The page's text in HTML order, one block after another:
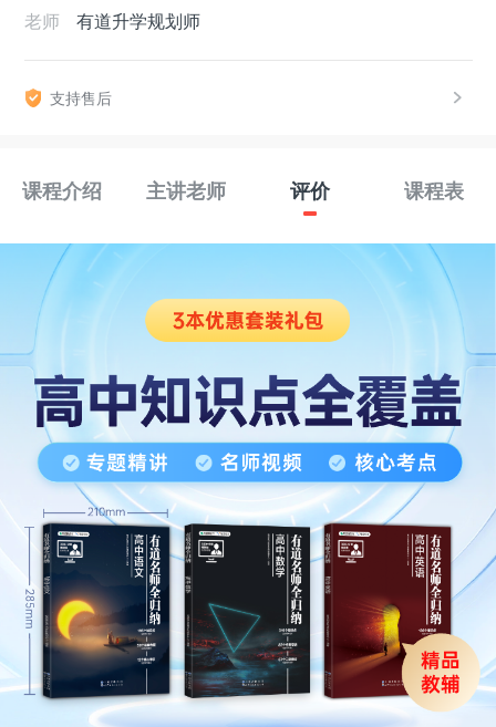
老师
有道升学规划师
支持售后
课程介绍 主讲老师 评价 课程表